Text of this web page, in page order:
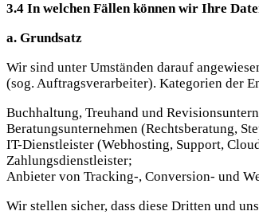
3.4 In welchen Fällen können wir Ihre
a. Grundsatz
Wir sind unter Umständen darauf
(sog. Auftragsverarbeiter). Kategorien der
Buchhaltung, Treuhand und
Beratungsunternehmen (Rechtsberatung,
IT-Dienstleister (Webhosting, Support,
Zahlungsdienstleister;
Anbieter von Tracking-, Conversion- und
Wir stellen sicher, dass diese Dritten und